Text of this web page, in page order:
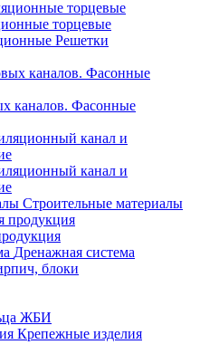
торцевые
Решетки
каналов. Фасонные
канал и
канал и
Строительные материалы
Дренажная система
блоки
ЖБИ
Крепежные изделия